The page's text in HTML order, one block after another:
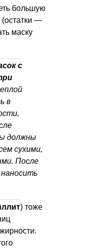
большую
(остатки —
маску
с
в
должны
сухими,
После
) тоже